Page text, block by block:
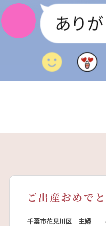
ご出産おめで
千葉市花見川区 主婦